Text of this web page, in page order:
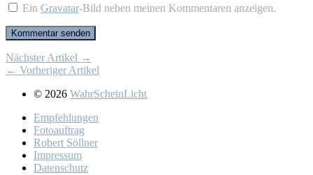
EinGravatar-Bild neben meinen Kommentaren anzeigen.
Nächster Artikel →
← Vorheriger Artikel
© 2026 WahrScheinLicht
Emp­feh­lun­gen
Fo­to­auf­trag
Ro­bert Söll­ner
Im­pres­sum
Da­ten­schutz